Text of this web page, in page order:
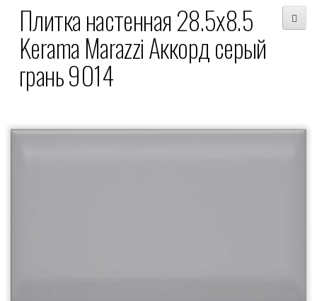
Плитка настенная 28.5x8.5
Kerama Marazzi Аккорд серый
грань 9014